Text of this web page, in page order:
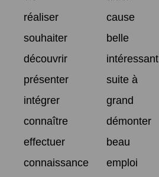
réaliser
cause
souhaiter
belle
découvrir
intéressant
présenter
suite à
intégrer
grand
connaître
démonter
effectuer
beau
connaissance
emploi